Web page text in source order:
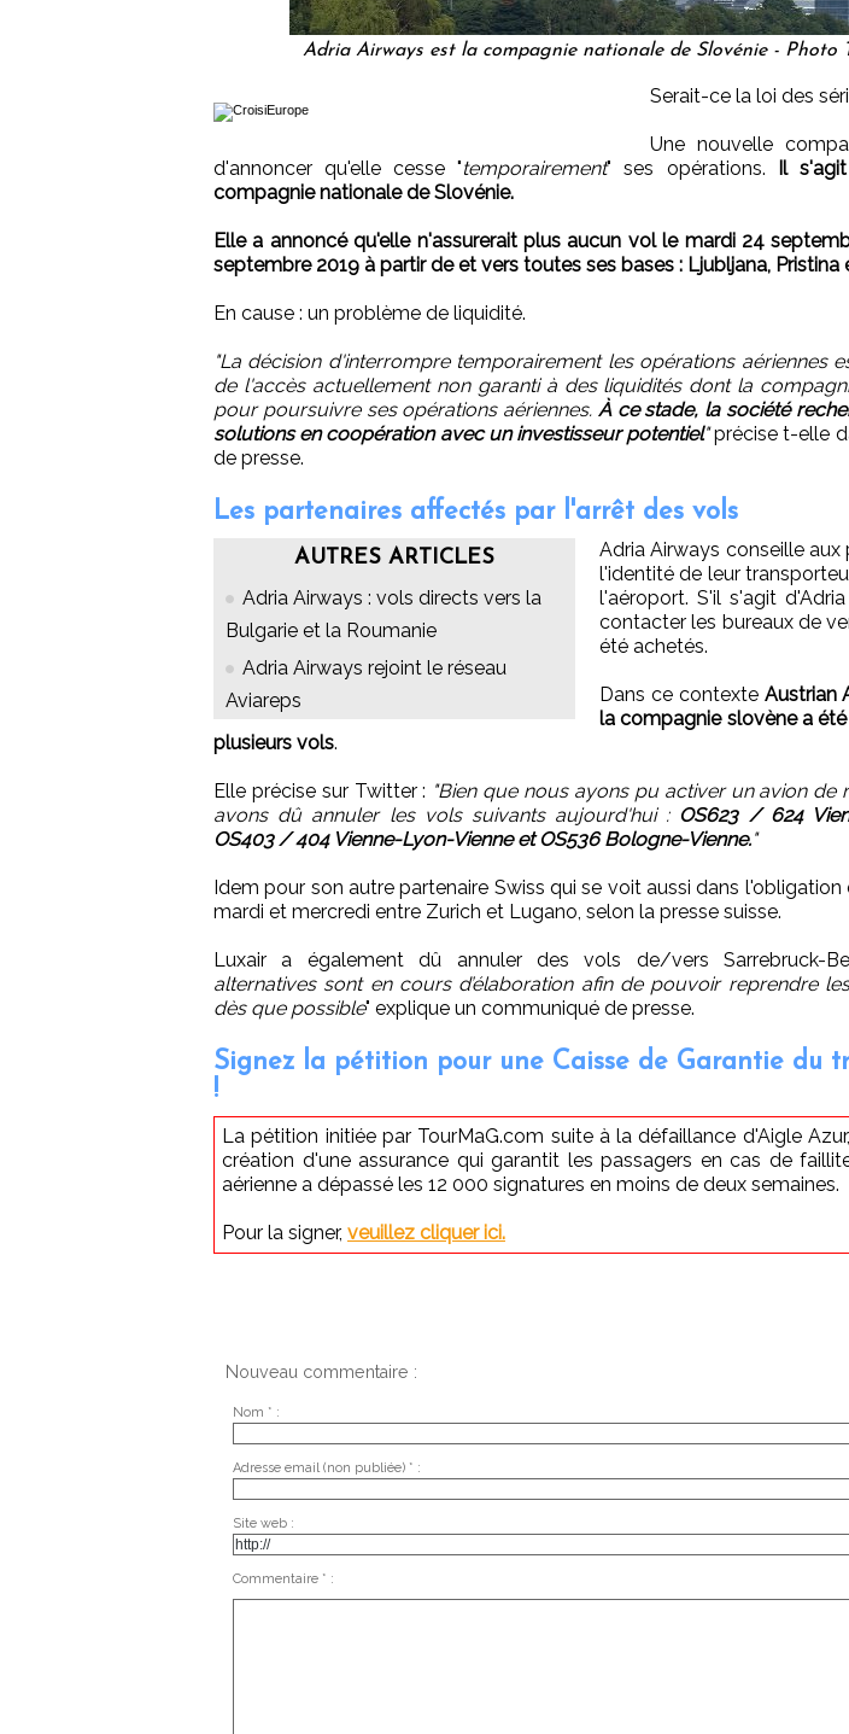
Adria Airways est la compagnie nationale de Slovénie - Photo
Serait-ce la loi des
Une nouvelle
d'annoncer qu'elle cesse "temporairement" ses opérations.
Il
compagnie nationale de Slovénie.
Elle a annoncé qu'elle n'assurerait plus aucun vol le mardi 24
septembre 2019 à partir de et vers toutes ses bases : Ljubljana, Pristina
En cause : un problème de liquidité.
"La décision d'interrompre temporairement les opérations aériennes
de l'accès actuellement non garanti à des liquidités dont la
pour poursuivre ses opérations aériennes. À ce stade, la société
solutions en coopération avec un investisseur potentiel"précise t-elle
de presse.
Les partenaires affectés par l'arrêt des vols
AUTRES ARTICLES
Adria Airways : vols directs vers la
Bulgarie et la Roumanie
Adria Airways rejoint le réseau
Aviareps
Adria Airways conseille aux
l'identité de leur
l'aéroport. S'il s'agit
contacter les bureaux de
été achetés.
Dans ce contexte Austrian
la compagnie slovène a
plusieurs vols.
Elle précise sur Twitter : "Bien que nous ayons pu activer un avion de
avons dû annuler les vols suivants aujourd'hui : OS623 / 624
OS403 / 404 Vienne-Lyon-Vienne et OS536 Bologne-Vienne."
Idem pour son autre partenaire Swiss qui se voit aussi dans
mardi et mercredi entre Zurich et Lugano, selon la presse suisse.
Luxair a également dû annuler des vols de/vers Sarrebruck-
alternatives sont en cours d’élaboration afin de pouvoir reprendre
dès que possible" explique un communiqué de presse.
Signez la pétition pour une Caisse de Garantie du
!
La pétition initiée par TourMaG.com suite à la défaillance d'Aigle
création d'une assurance qui garantit les passagers en cas de
aérienne a dépassé les 12 000 signatures en moins de deux semaines.
Pour la signer, veuillez cliquer ici.
Nouveau commentaire :
Nom * :
Adresse email (non publiée) * :
Site web :
Commentaire * :